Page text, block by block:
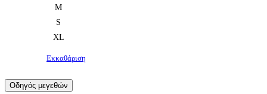
M
S
XL
Εκκαθάριση
Οδηγός μεγεθών